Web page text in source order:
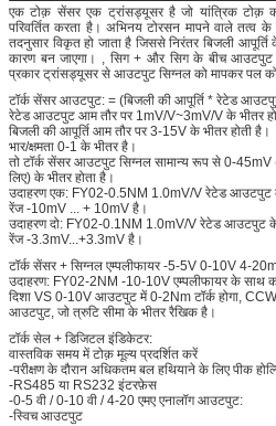
एक टोक़ सेंसर एक ट्रांसड्यूसर है जो यांत्रिक टोक़
परिवर्तित करता है। अभिनय टोरसन मापने वाले
तदनुसार विकृत हो जाता है जिससे निरंतर बिजली
कारण बन जाएगा। , सिग + और सिग के बीच
प्रकार ट्रांसड्यूसर से आउटपुट सिग्नल को मापकर पल
टॉर्क सेंसर आउटपुट: = (बिजली की आपूर्ति * रेटेड
रेटेड आउटपुट आम तौर पर 1mV/V~3mV/V के भीतर
बिजली की आपूर्ति आम तौर पर 3-15V के भीतर होती है।
भार/क्षमता 0-1 के भीतर है।
तो टॉर्क सेंसर आउटपुट सिग्नल सामान्य रूप से 0-
लिए) के भीतर होता है।
उदाहरण एक: FY02-0.5NM 1.0mV/V रेटेड आउटपुट
रेंज -10mV ... + 10mV है।
उदाहरण दो: FY02-0.1NM 1.0mV/V रेटेड आउटपुट
रेंज -3.3mV...+3.3mV है।
टॉर्क सेंसर + सिग्नल एम्पलीफायर -5-5V 0-10V 4-
उदाहरण: FY02-2NM -10-10V एम्पलीफायर के साथ
दिशा VS 0-10V आउटपुट में 0-2Nm टॉर्क होगा,
आउटपुट, जो त्रुटि सीमा के भीतर रैखिक है।
टॉर्क सेल + डिजिटल इंडिकेटर:
वास्तविक समय में टोक़ मूल्य प्रदर्शित करें
-परीक्षण के दौरान अधिकतम बल हथियाने के लिए पीक
-RS485 या RS232 इंटरफ़ेस
-0-5 वी / 0-10 वी / 4-20 एमए एनालॉग आउटपुट:
-स्विच आउटपुट